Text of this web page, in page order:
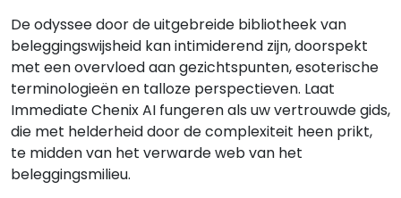
De odyssee door de uitgebreide bibliotheek van
beleggingswijsheid kan intimiderend zijn, doorspekt
met een overvloed aan gezichtspunten, esoterische
terminologieën en talloze perspectieven. Laat
Immediate Chenix AI fungeren als uw vertrouwde gids,
die met helderheid door de complexiteit heen prikt,
te midden van het verwarde web van het
beleggingsmilieu.